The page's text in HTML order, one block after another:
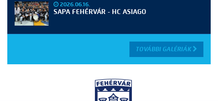
2026.06.16.
SAPA FEHÉRVÁR - HC ASIAGO
TOVÁBBI GALÉRIÁK